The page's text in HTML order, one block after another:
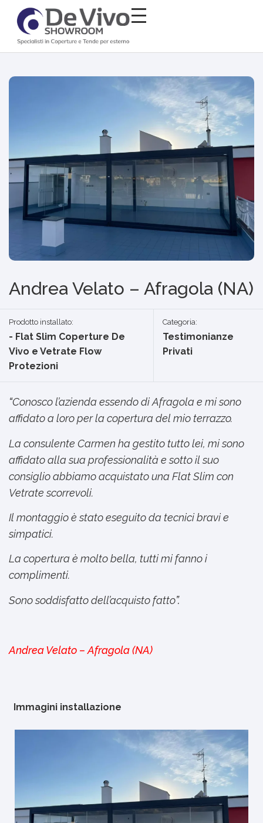
Andrea Velato – Afragola (NA)
Prodotto installato:
- Flat Slim Coperture De
Vivo e Vetrate Flow
Protezioni
Categoria:
Testimonianze
Privati
“Conosco l’azienda essendo di Afragola e mi sono
affidato a loro per la copertura del mio terrazzo.
La consulente Carmen ha gestito tutto lei, mi sono
affidato alla sua professionalità e sotto il suo
consiglio abbiamo acquistato una Flat Slim con
Vetrate scorrevoli.
Il montaggio è stato eseguito da tecnici bravi e
simpatici.
La copertura è molto bella, tutti mi fanno i
complimenti.
Sono soddisfatto dell’acquisto fatto”.
Andrea Velato – Afragola (NA)
Immagini installazione